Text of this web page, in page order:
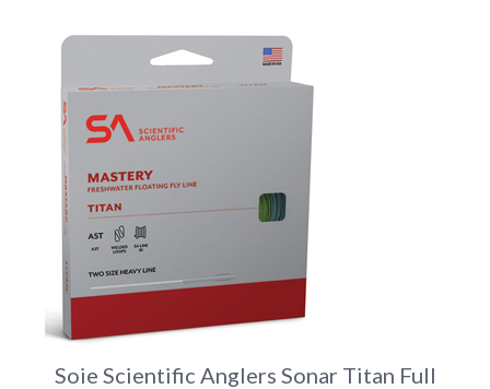
Soie Scientific Anglers Sonar Titan Full